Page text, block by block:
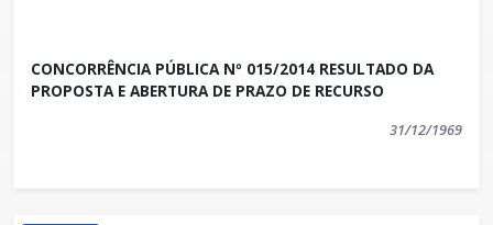
CONCORRÊNCIA PÚBLICA Nº 015/2014 RESULTADO DA
PROPOSTA E ABERTURA DE PRAZO DE RECURSO
31/12/1969